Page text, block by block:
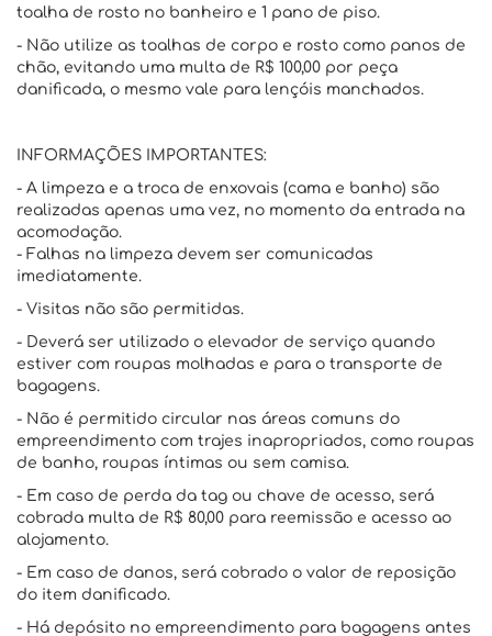
toalha de rosto no banheiro e 1 pano de piso.
- Não utilize as toalhas de corpo e rosto como panos de
chão, evitando uma multa de R$ 100,00 por peça
danificada, o mesmo vale para lençóis manchados.
INFORMAÇÕES IMPORTANTES:
- A limpeza e a troca de enxovais (cama e banho) são
realizadas apenas uma vez, no momento da entrada na
acomodação.
- Falhas na limpeza devem ser comunicadas
imediatamente.
- Visitas não são permitidas.
- Deverá ser utilizado o elevador de serviço quando
estiver com roupas molhadas e para o transporte de
bagagens.
- Não é permitido circular nas áreas comuns do
empreendimento com trajes inapropriados, como roupas
de banho, roupas íntimas ou sem camisa.
- Em caso de perda da tag ou chave de acesso, será
cobrada multa de R$ 80,00 para reemissão e acesso ao
alojamento.
- Em caso de danos, será cobrado o valor de reposição
do item danificado.
- Há depósito no empreendimento para bagagens antes